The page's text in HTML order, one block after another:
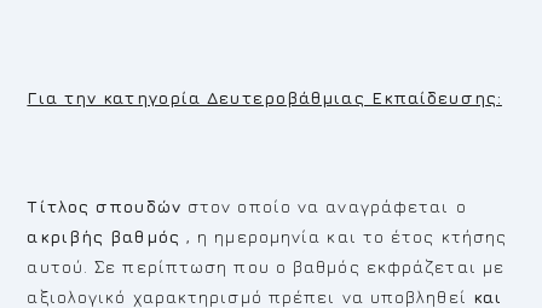
Για την κατηγορία Δευτεροβάθμιας Εκπαίδευσης:
Τίτλος σπουδών στον οποίο να αναγράφεται ο
ακριβής βαθμός , η ημερομηνία και το έτος κτήσης
αυτού. Σε περίπτωση που ο βαθμός εκφράζεται με
αξιολογικό χαρακτηρισμό πρέπει να υποβληθεί και